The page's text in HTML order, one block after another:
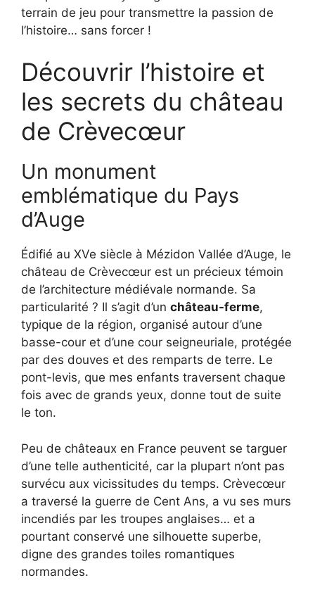
terrain de jeu pour transmettre la passion de
l’histoire… sans forcer !
Découvrir l’histoire et
les secrets du château
de Crèvecœur
Un monument
emblématique du Pays
d’Auge
Édifié au XVe siècle à Mézidon Vallée d’Auge, le
château de Crèvecœur est un précieux témoin
de l’architecture médiévale normande. Sa
particularité ? Il s’agit d’un château-ferme,
typique de la région, organisé autour d’une
basse-cour et d’une cour seigneuriale, protégée
par des douves et des remparts de terre. Le
pont-levis, que mes enfants traversent chaque
fois avec de grands yeux, donne tout de suite
le ton.
Peu de châteaux en France peuvent se targuer
d’une telle authenticité, car la plupart n’ont pas
survécu aux vicissitudes du temps. Crèvecœur
a traversé la guerre de Cent Ans, a vu ses murs
incendiés par les troupes anglaises… et a
pourtant conservé une silhouette superbe,
digne des grandes toiles romantiques
normandes.